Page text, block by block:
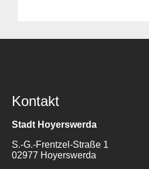
Kontakt
Stadt Hoyerswerda
S.-G.-Frentzel-Straße 1
02977 Hoyerswerda